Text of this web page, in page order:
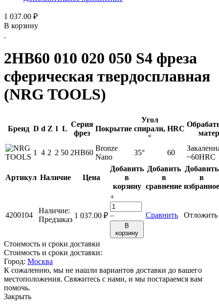
1 037.00 ₽
В корзину
2HB60 010 020 050 S4 фреза
сферическая твердосплавная
(NRG TOOLS)
Бренд D d Z l L
Серия
фрез
Покрытие
Угол
спирали,
°
HRC
1 4 2 2 50 2HB60
Bronze
Nano
35° 60
~60HRC
Артикул Наличие Цена
Добавить
в
корзину
Добавить
в
сравнение
Добавить
в
избранное
4200104
Наличие:
Предзаказ 1 037.00 ₽
+
−
В
корзину
Сравнить Отложить
Стоимость и сроки доставки
Стоимость и сроки доставки:
Город: Москва
К сожалению, мы не нашли вариантов доставки до вашего
местоположения. Свяжитесь с нами, и мы постараемся вам
помочь.
Закрыть